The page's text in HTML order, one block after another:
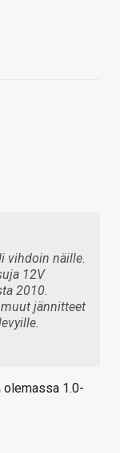
vihdoin näille.
12V
2010.
jännitteet
olemassa 1.0-